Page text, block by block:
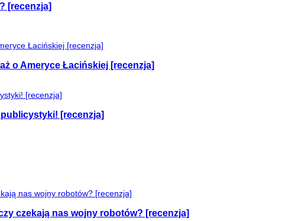
[recenzja]
o Ameryce Łacińskiej [recenzja]
publicystyki! [recenzja]
czekają nas wojny robotów? [recenzja]